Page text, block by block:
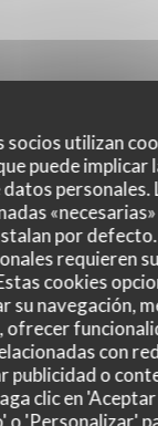
socios utilizan
puede implicar
personales.
por
requieren
cookies
su navegación,
ofrecer
con
publicidad o
clic en
o 'Personalizar'
clientes